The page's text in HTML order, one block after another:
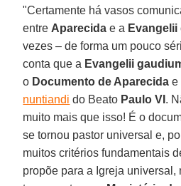
"Certamente há vasos
entre Aparecida e a
vezes – de forma um pouco
conta que a Evangelii
o Documento de Aparecida e
nuntiandi do Beato Paulo VI .
muito mais que isso! É o
se tornou pastor universal e,
muitos critérios fundamentais
propõe para a Igreja universal,